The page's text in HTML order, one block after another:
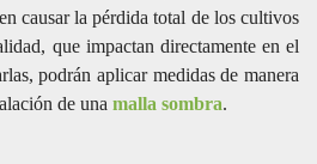
causar la pérdida total de los cultivos
que impactan directamente en el
podrán aplicar medidas de manera
de una malla sombra.